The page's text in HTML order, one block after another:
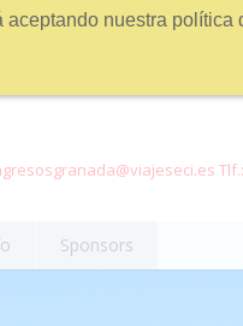
nuestra
Sponsors